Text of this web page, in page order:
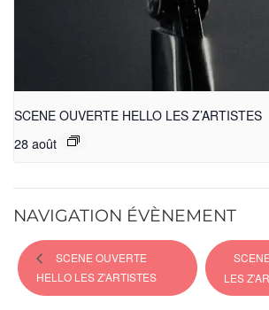
SCENE OUVERTE HELLO LES Z’ARTISTES
28 août
NAVIGATION ÉVÈNEMENT
SCENE OUVERTE
HELLO LES Z’ARTISTES
LES